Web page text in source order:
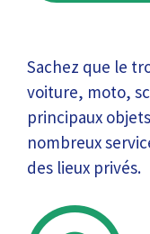
Sachez que le
voiture, moto,
principaux
nombreux
des lieux privés.